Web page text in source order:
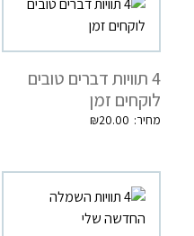
4 תוויות דברים טובים
לוקחים זמן
₪20.00